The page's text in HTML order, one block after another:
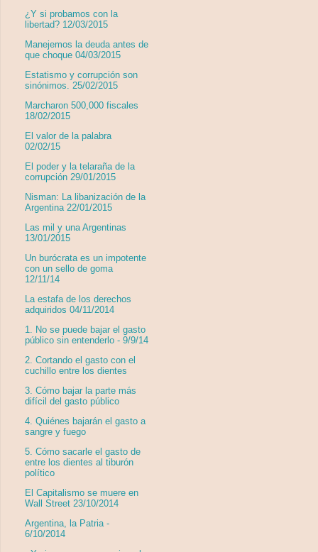
¿Y si probamos con la
libertad? 12/03/2015
Manejemos la deuda antes de
que choque 04/03/2015
Estatismo y corrupción son
sinónimos. 25/02/2015
Marcharon 500,000 fiscales
18/02/2015
El valor de la palabra
02/02/15
El poder y la telaraña de la
corrupción 29/01/2015
Nisman: La libanización de la
Argentina 22/01/2015
Las mil y una Argentinas
13/01/2015
Un burócrata es un impotente
con un sello de goma
12/11/14
La estafa de los derechos
adquiridos 04/11/2014
1. No se puede bajar el gasto
público sin entenderlo - 9/9/14
2. Cortando el gasto con el
cuchillo entre los dientes
3. Cómo bajar la parte más
difícil del gasto público
4. Quiénes bajarán el gasto a
sangre y fuego
5. Cómo sacarle el gasto de
entre los dientes al tiburón
político
El Capitalismo se muere en
Wall Street 23/10/2014
Argentina, la Patria -
6/10/2014